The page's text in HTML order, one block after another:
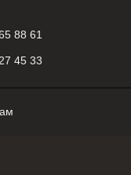
88 61
45 33